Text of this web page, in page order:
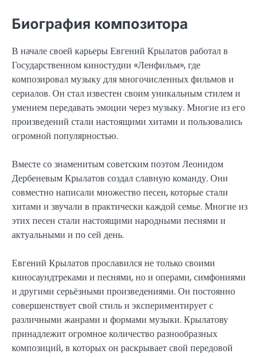
Биография композитора
В начале своей карьеры Евгений Крылатов работал в
Государственном киностудии «Ленфильм», где
композировал музыку для многочисленных фильмов и
сериалов. Он стал известен своим уникальным стилем и
умением передавать эмоции через музыку. Многие из его
произведений стали настоящими хитами и пользовались
огромной популярностью.
Вместе со знаменитым советским поэтом Леонидом
Дербеневым Крылатов создал славную команду. Они
совместно написали множество песен, которые стали
хитами и звучали в практически каждой семье. Многие из
этих песен стали настоящими народными песнями и
актуальными и по сей день.
Евгений Крылатов прославился не только своими
киносаундтреками и песнями, но и операми, симфониями
и другими серьёзными произведениями. Он постоянно
совершенствует свой стиль и экспериментирует с
различными жанрами и формами музыки. Крылатову
принадлежит огромное количество разнообразных
композиций, в которых он раскрывает свой передовой